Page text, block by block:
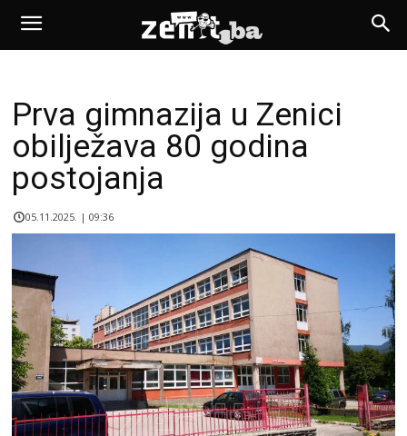
Prva gimnazija u Zenici
obilježava 80 godina
postojanja
05.11.2025. | 09:36